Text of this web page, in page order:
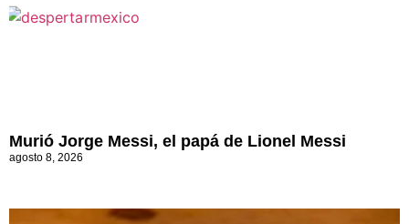
Murió Jorge Messi, el papá de Lionel Messi
agosto 8, 2026